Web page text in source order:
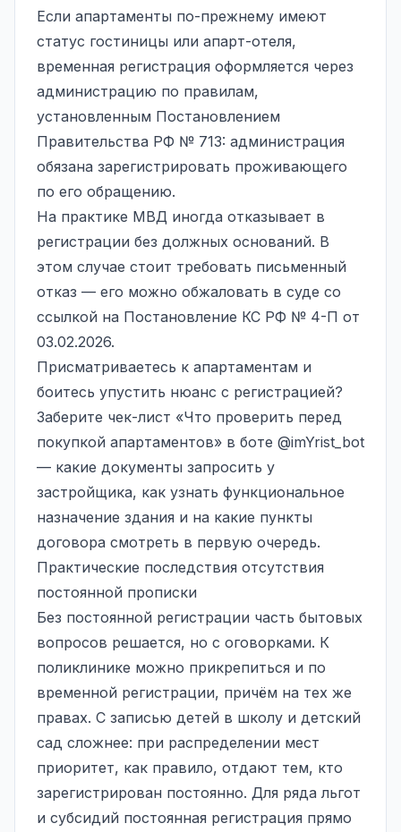
Если апартаменты по-прежнему имеют
статус гостиницы или апарт-отеля,
временная регистрация оформляется через
администрацию по правилам,
установленным Постановлением
Правительства РФ № 713: администрация
обязана зарегистрировать проживающего
по его обращению.
На практике МВД иногда отказывает в
регистрации без должных оснований. В
этом случае стоит требовать письменный
отказ — его можно обжаловать в суде со
ссылкой на Постановление КС РФ № 4-П от
03.02.2026.
Присматриваетесь к апартаментам и
боитесь упустить нюанс с регистрацией?
Заберите чек-лист «Что проверить перед
покупкой апартаментов» в боте @imYrist_bot
— какие документы запросить у
застройщика, как узнать функциональное
назначение здания и на какие пункты
договора смотреть в первую очередь.
Практические последствия отсутствия
постоянной прописки
Без постоянной регистрации часть бытовых
вопросов решается, но с оговорками. К
поликлинике можно прикрепиться и по
временной регистрации, причём на тех же
правах. С записью детей в школу и детский
сад сложнее: при распределении мест
приоритет, как правило, отдают тем, кто
зарегистрирован постоянно. Для ряда льгот
и субсидий постоянная регистрация прямо